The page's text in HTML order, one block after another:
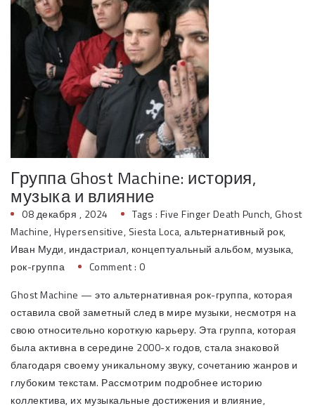
Группа Ghost Machine: история,
музыка и влияние
08 декабря , 2024 Tags : Five Finger Death Punch, Ghost
Machine,Hypersensitive, Siesta Loca,альтернативный рок,
Иван Муди, индастриал, концептуальный альбом, музыка,
рок-группа
Comment : 0
Ghost Machine — это альтернативная рок-группа, которая
оставила свой заметный след в мире музыки, несмотря на
свою относительно короткую карьеру. Эта группа, которая
была активна в середине 2000-х годов, стала знаковой
благодаря своему уникальному звуку, сочетанию жанров и
глубоким текстам. Рассмотрим подробнее историю
коллектива, их музыкальные достижения и влияние,